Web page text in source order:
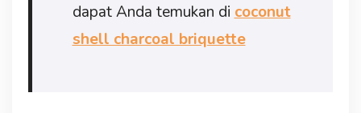
dapat Anda temukan di coconut
shell charcoal briquette